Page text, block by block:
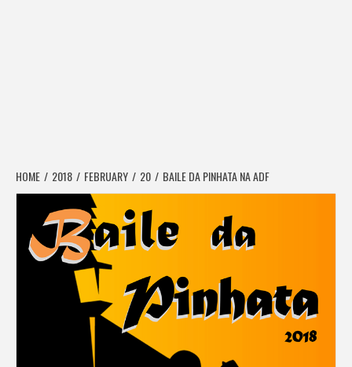
HOME 2018 FEBRUARY 20 BAILE DA PINHATA NA ADF